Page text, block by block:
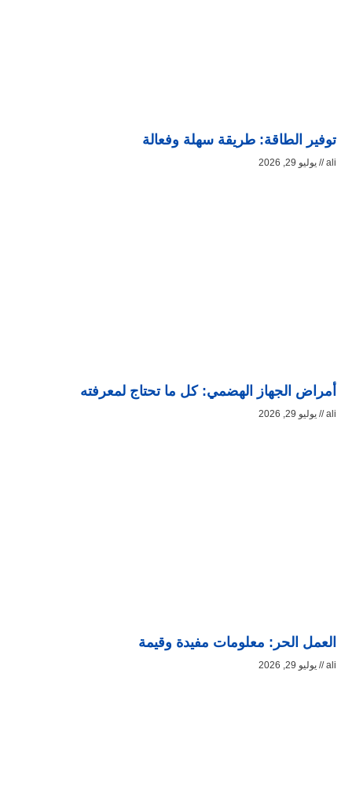
توفير الطاقة: طريقة سهلة وفعالة
ali يوليو 29, 2026
أمراض الجهاز الهضمي: كل ما تحتاج لمعرفته
ali يوليو 29, 2026
العمل الحر: معلومات مفيدة وقيمة
ali يوليو 29, 2026